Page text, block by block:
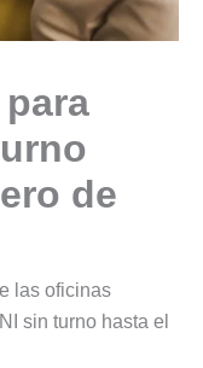
de
las oficinas
sin turno hasta el